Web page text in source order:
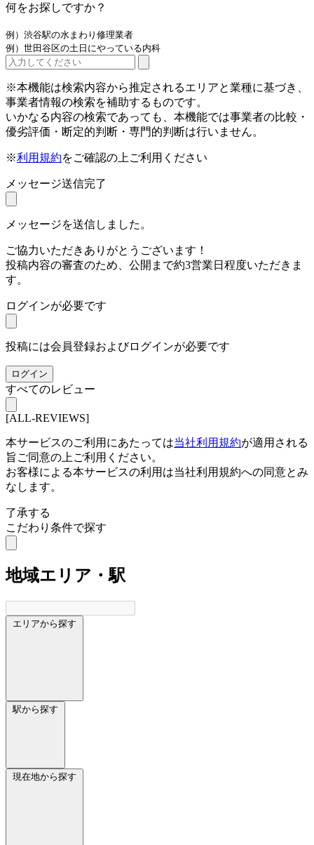
何をお探しですか？
例）渋谷駅の水まわり修理業者
例）世田谷区の土日にやっている内科
※本機能は検索内容から推定されるエリアと業種に基づき、
事業者情報の検索を補助するものです。
いかなる内容の検索であっても、本機能では事業者の比較・
優劣評価・断定的判断・専門的判断は行いません。
※利用規約をご確認の上ご利用ください
メッセージ送信完了
メッセージを送信しました。
ご協力いただきありがとうございます！
投稿内容の審査のため、公開まで約3営業日程度いただきま
す。
ログインが必要です
投稿には会員登録およびログインが必要です
ログイン
すべてのレビュー
[ALL-REVIEWS]
本サービスのご利用にあたっては当社利用規約が適用される
旨ご同意の上ご利用ください。
お客様による本サービスの利用は当社利用規約への同意とみ
なします。
了承する
こだわり条件で探す
地域エリア・駅
エリアから探す
駅から探す
現在地から探す